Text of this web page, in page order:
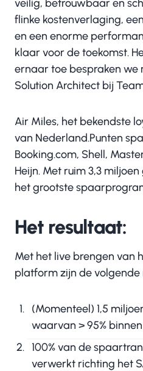
veilig, betrouwbaar en
flinke kostenverlaging,
en een enorme
klaar voor de toekomst.
ernaar toe bespraken we
Solution Architect bij
Air Miles, het bekendste
van Nederland.Punten
Booking.com, Shell,
Heijn. Met ruim 3,3
het grootste
Het resultaat:
Met het live brengen van
platform zijn de
(Momenteel) 1,5
waarvan > 95%
100% van de
verwerkt richting het